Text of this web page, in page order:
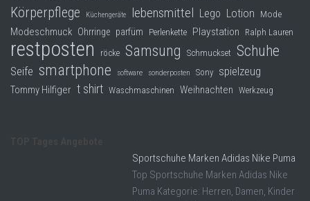
Körperpflege Küchengeräte lebensmittel Lego Lotion Mode
Modeschmuck Ohrringe parfüm Perlenkette Playstation Ralph Lauren
restposten röcke Samsung Schmuckset Schuhe
Seife smartphone software sonderposten Sony spielzeug
Tommy Hilfiger t shirt Waschmaschinen Weihnachten Werkzeug
Sportschuhe Marken Adidas Nike Puma
Top Sportschuhe Marken Adidas Nike
Puma Kategorie: Herren, Damen, Kinder